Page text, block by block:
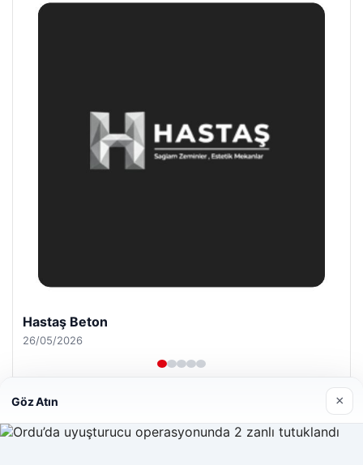
Enes Kaplan Avukatlık Bürosu
28/04/2026
Göz Atın ×